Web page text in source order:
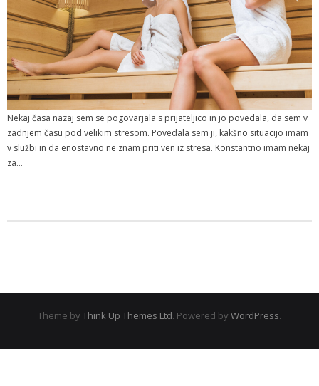
Nekaj časa nazaj sem se pogovarjala s prijateljico in jo povedala, da sem v
zadnjem času pod velikim stresom. Povedala sem ji, kakšno situacijo imam
v službi in da enostavno ne znam priti ven iz stresa. Konstantno imam nekaj
za…
Theme by Think Up Themes Ltd. Powered by WordPress.